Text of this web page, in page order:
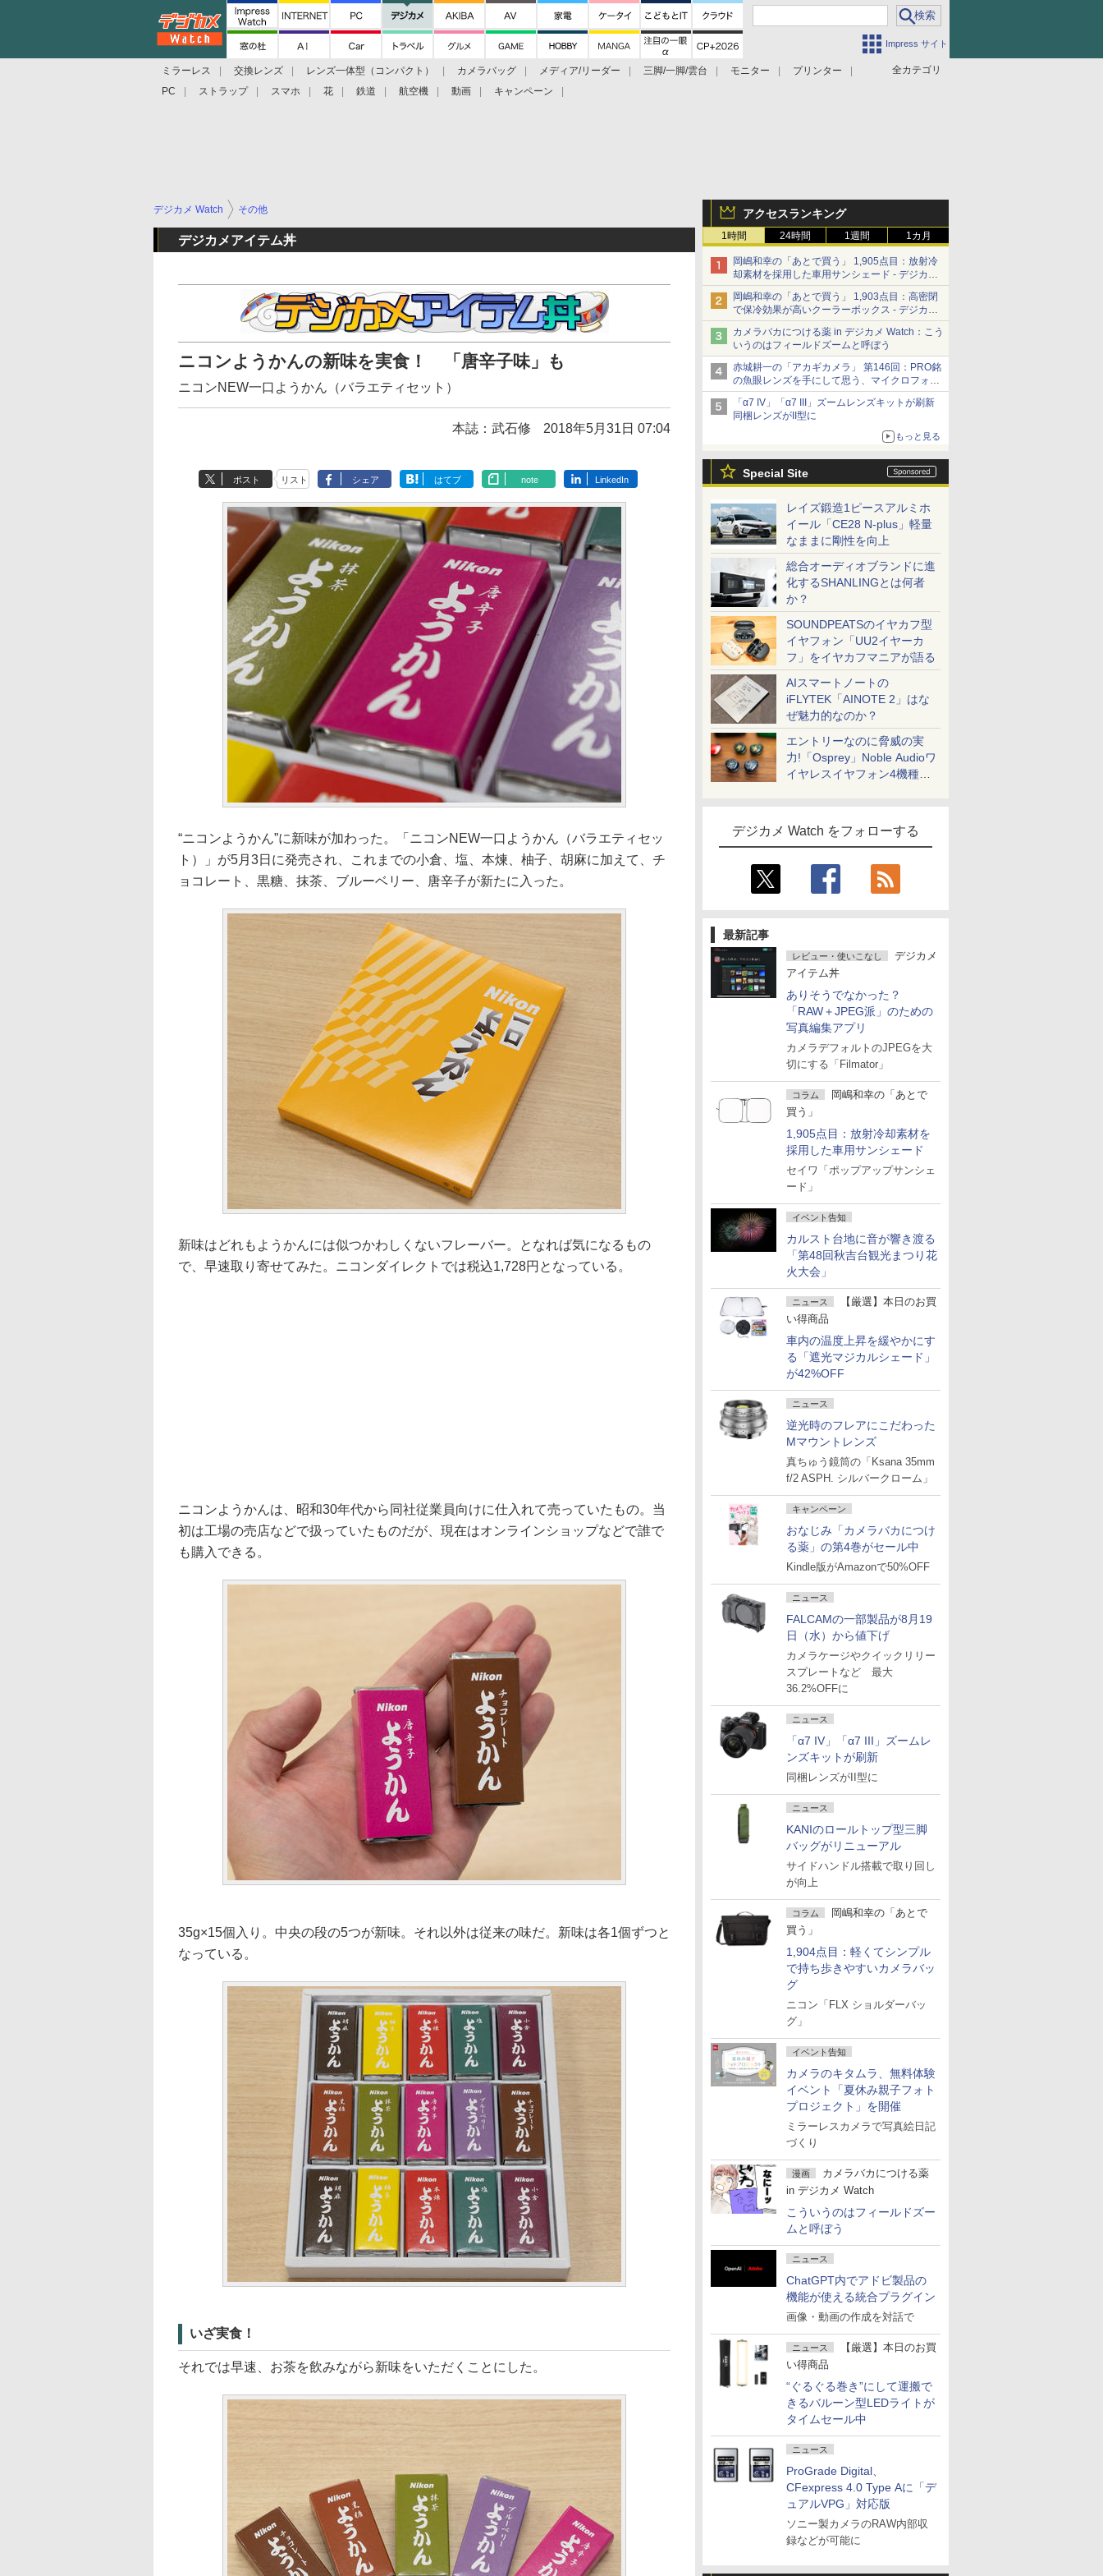
Impress サイト
全カテゴリ
ミラーレス 交換レンズ レンズ一体型（コンパクト） カメラバッグ メディア/リーダー 三脚/一脚/雲台 モニター
プリンター
PC
ストラップ スマホ 花 鉄道 航空機 動画 キャンペーン
アクセスランキング
1時間 24時間 1週間 1カ月
岡嶋和幸の「あとで買う」 1,905点目：放射冷
却素材を採用した車用サンシェード - デジカメ
Watch
岡嶋和幸の「あとで買う」 1,903点目：高密閉
で保冷効果が高いクーラーボックス - デジカメ
Watch
カメラバカにつける薬 in デジカメ Watch：こう
いうのはフィールドズームと呼ぼう
赤城耕一の「アカギカメラ」 第146回：PRO銘
の魚眼レンズを手にして思う、マイクロフォー
サーズへの期待と可能性
「α7 IV」「α7 III」ズームレンズキットが刷新
同梱レンズがII型に
もっと見る
Special Site
レイズ鍛造1ピースアルミホ
イール「CE28 N-plus」軽量
なままに剛性を向上
総合オーディオブランドに進
化するSHANLINGとは何者
か？
SOUNDPEATSのイヤカフ型
イヤフォン「UU2イヤーカ
フ」をイヤカフマニアが語る
AIスマートノートの
iFLYTEK「AINOTE 2」はな
ぜ魅力的なのか？
エントリーなのに脅威の実
力!「Osprey」Noble Audioワ
イヤレスイヤフォン4機種を
デジカメ Watch をフォローする
最新記事
レビュー・使いこなし
デジカメ
アイテム丼
ありそうでなかった？
「RAW＋JPEG派」のための
写真編集アプリ
カメラデフォルトのJPEGを大
切にする「Filmator」
コラム
岡嶋和幸の「あとで
買う」
1,905点目：放射冷却素材を
採用した車用サンシェード
セイワ「ポップアップサンシェ
ード」
イベント告知
カルスト台地に音が響き渡る
「第48回秋吉台観光まつり花
火大会」
ニュース
【厳選】本日のお買
い得商品
車内の温度上昇を緩やかにす
る「遮光マジカルシェード」
が42%OFF
ニュース
逆光時のフレアにこだわった
Mマウントレンズ
真ちゅう鏡筒の「Ksana 35mm
f/2 ASPH. シルバークローム」
キャンペーン
おなじみ「カメラバカにつけ
る薬」の第4巻がセール中
Kindle版がAmazonで50%OFF
ニュース
FALCAMの一部製品が8月19
日（水）から値下げ
カメラケージやクイックリリー
スプレートなど 最大
36.2%OFFに
ニュース
「α7 IV」「α7 III」ズームレ
ンズキットが刷新
同梱レンズがII型に
ニュース
KANIのロールトップ型三脚
バッグがリニューアル
サイドハンドル搭載で取り回し
が向上
コラム
岡嶋和幸の「あとで
買う」
1,904点目：軽くてシンプル
で持ち歩きやすいカメラバッ
グ
ニコン「FLX ショルダーバッ
グ」
イベント告知
カメラのキタムラ、無料体験
イベント「夏休み親子フォト
プロジェクト」を開催
ミラーレスカメラで写真絵日記
づくり
漫画
カメラバカにつける薬
in デジカメ Watch
こういうのはフィールドズー
ムと呼ぼう
ニュース
ChatGPT内でアドビ製品の
機能が使える統合プラグイン
画像・動画の作成を対話で
ニュース
【厳選】本日のお買
い得商品
“ぐるぐる巻き”にして運搬で
きるバルーン型LEDライトが
タイムセール中
ニュース
ProGrade Digital、
CFexpress 4.0 Type Aに「デ
ュアルVPG」対応版
ソニー製カメラのRAW内部収
録などが可能に
デジカメ Watch その他
デジカメアイテム丼
ニコンようかんの新味を実食！ 「唐辛子味」も
ニコンNEW一口ようかん（バラエティセット）
本誌：武石修 2018年5月31日 07:04
ポスト リスト シェア はてブ note LinkedIn
“ニコンようかん”に新味が加わった。「ニコンNEW一口ようかん（バラエティセッ
ト）」が5月3日に発売され、これまでの小倉、塩、本煉、柚子、胡麻に加えて、チ
ョコレート、黒糖、抹茶、ブルーベリー、唐辛子が新たに入った。
新味はどれもようかんには似つかわしくないフレーバー。となれば気になるもの
で、早速取り寄せてみた。ニコンダイレクトでは税込1,728円となっている。
ニコンようかんは、昭和30年代から同社従業員向けに仕入れて売っていたもの。当
初は工場の売店などで扱っていたものだが、現在はオンラインショップなどで誰で
も購入できる。
35g×15個入り。中央の段の5つが新味。それ以外は従来の味だ。新味は各1個ずつと
なっている。
いざ実食！
それでは早速、お茶を飲みながら新味をいただくことにした。